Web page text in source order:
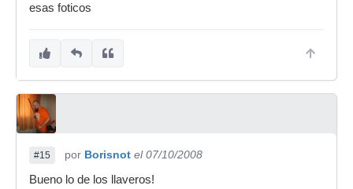
esas foticos
#15 por Borisnot el 07/10/2008
Bueno lo de los llaveros!